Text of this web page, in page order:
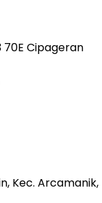
70E Cipageran
Kec. Arcamanik,